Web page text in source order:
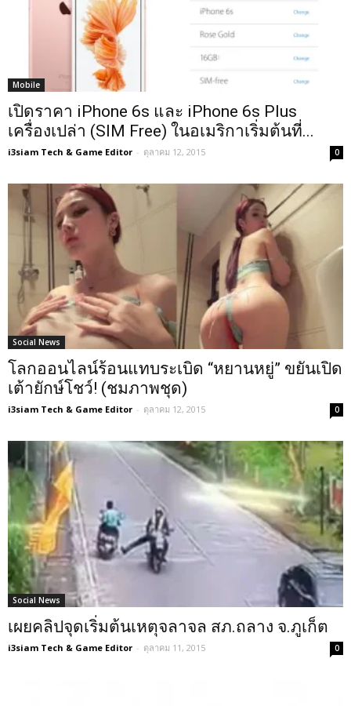
Mobile
เปิดราคา iPhone 6s และ iPhone 6s Plus
เครื่องเปล่า (SIM Free) ในอเมริกาเริ่มต้นที่...
i3siam Tech & Game Editor - ตุลาคม 12, 2015 0
Social News
โลกออนไลน์ร้อนแทบระเบิด “หยานหยู่” ขยันเปิด
เต้ายักษ์โชว์! (ชมภาพชุด)
i3siam Tech & Game Editor - ตุลาคม 12, 2015 0
Social News
เผยคลิปจุดเริ่มต้นเหตุจลาจล สภ.ถลาง จ.ภูเก็ต
i3siam Tech & Game Editor - ตุลาคม 11, 2015 0